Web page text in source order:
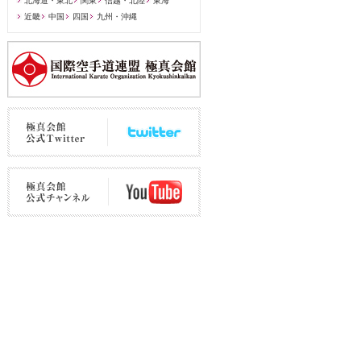
近畿
中国 四国 九州・沖縄